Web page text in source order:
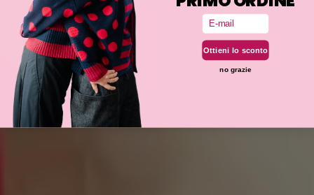
Email
Ottieni lo sconto
no grazie